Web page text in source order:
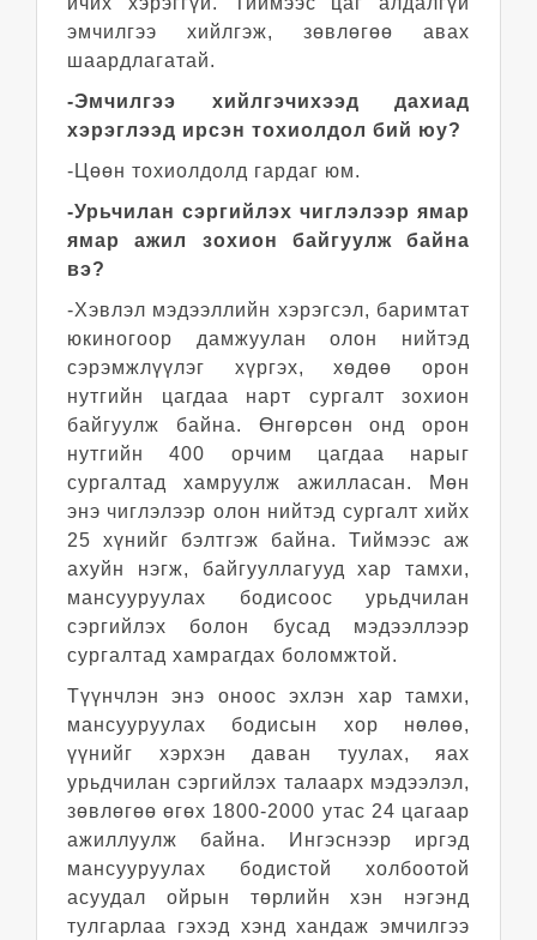
эмчилгээ хийлгэж, зөвлөгөө авах
шаардлагатай.
-Эмчилгээ хийлгэчихээд дахиад
хэрэглээд ирсэн тохиолдол бий юу?
-Цөөн тохиолдолд гардаг юм.
-Урьчилан сэргийлэх чиглэлээр ямар
ямар ажил зохион байгуулж байна
вэ?
-Хэвлэл мэдээллийн хэрэгсэл, баримтат
юкиногоор дамжуулан олон нийтэд
сэрэмжлүүлэг хүргэх, хөдөө орон
нутгийн цагдаа нарт сургалт зохион
байгуулж байна. Өнгөрсөн онд орон
нутгийн 400 орчим цагдаа нарыг
сургалтад хамруулж ажилласан. Мөн
энэ чиглэлээр олон нийтэд сургалт хийх
25 хүнийг бэлтгэж байна. Тиймээс аж
ахуйн нэгж, байгууллагууд хар тамхи,
мансууруулах бодисоос урьдчилан
сэргийлэх болон бусад мэдээллээр
сургалтад хамрагдах боломжтой.
Түүнчлэн энэ оноос эхлэн хар тамхи,
мансууруулах бодисын хор нөлөө,
үүнийг хэрхэн даван туулах, яах
урьдчилан сэргийлэх талаарх мэдээлэл,
зөвлөгөө өгөх 1800-2000 утас 24 цагаар
ажиллуулж байна. Ингэснээр иргэд
мансууруулах бодистой холбоотой
асуудал ойрын төрлийн хэн нэгэнд
тулгарлаа гэхэд хэнд хандаж эмчилгээ